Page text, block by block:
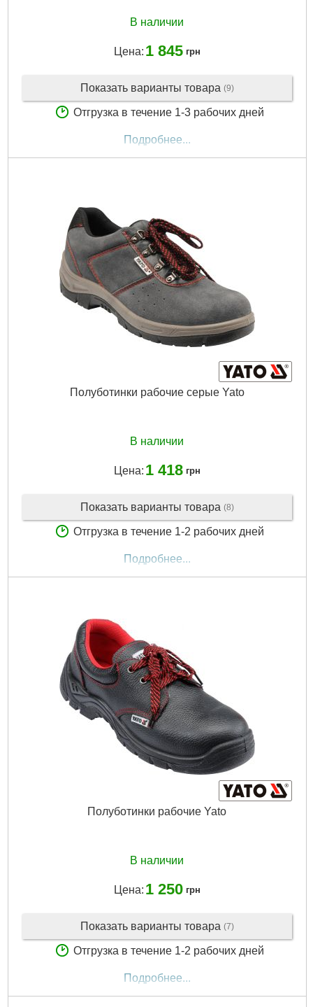
В наличии
Цена: 1 845 грн
Показать варианты товара (9)
Отгрузка в течение 1-3 рабочих дней
Подробнее...
Полуботинки рабочие серые Yato
В наличии
Цена: 1 418 грн
Показать варианты товара (8)
Отгрузка в течение 1-2 рабочих дней
Подробнее...
Полуботинки рабочие Yato
В наличии
Цена: 1 250 грн
Показать варианты товара (7)
Отгрузка в течение 1-2 рабочих дней
Подробнее...